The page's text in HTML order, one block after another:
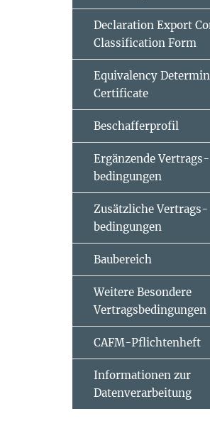
Declaration Export
Classification Form
Equivalency
Certificate
Beschafferprofil
Ergänzende Vertrags­
bedingungen
Zusätzliche Vertrags­
bedingungen
Baubereich
Weitere Besondere
Vertragsbedingungen
CAFM-Pflichtenheft
Informationen zur
Datenverarbeitung